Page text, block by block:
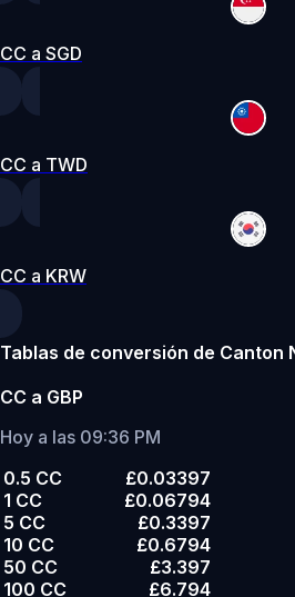
CC a SGD
CC a TWD
CC a KRW
Tablas de conversión de Canton
CC a GBP
Hoy a las 09:36 PM
0.5 CC
£0.03397
1 CC
£0.06794
5 CC
£0.3397
10 CC
£0.6794
50 CC
£3.397
100 CC
£6.794